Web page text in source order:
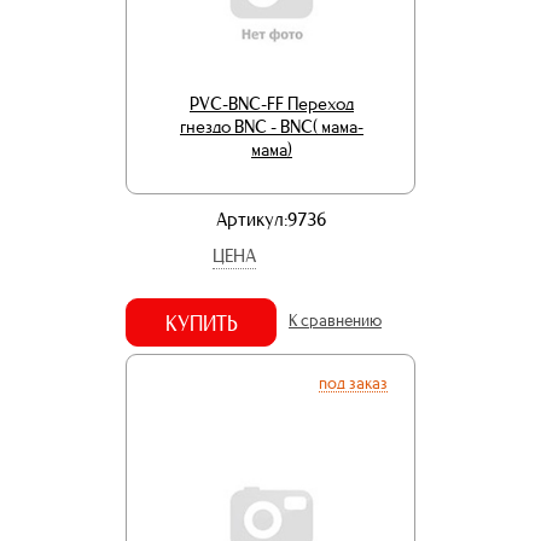
PVC-BNC-FF Переход
гнездо BNC - BNC( мама-
мама)
Артикул:9736
ЦЕНА
КУПИТЬ К сравнению
под заказ